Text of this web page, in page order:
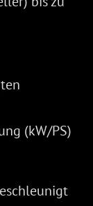
(kW/PS)